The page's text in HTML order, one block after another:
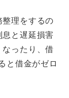
整理をするの
息と遅延損害
ったり、借
と借金がゼロ